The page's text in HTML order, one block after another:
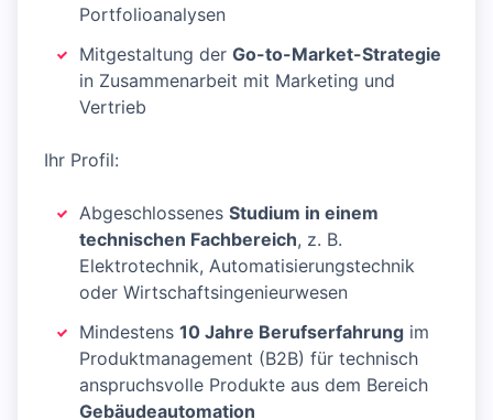
Portfolioanalysen
Mitgestaltung der Go-to-Market-Strategie
in Zusammenarbeit mit Marketing und
Vertrieb
Ihr Profil:
Abgeschlossenes Studium in einem
technischen Fachbereich, z. B.
Elektrotechnik, Automatisierungstechnik
oder Wirtschaftsingenieurwesen
Mindestens 10 Jahre Berufserfahrung im
Produktmanagement (B2B) für technisch
anspruchsvolle Produkte aus dem Bereich
Gebäudeautomation